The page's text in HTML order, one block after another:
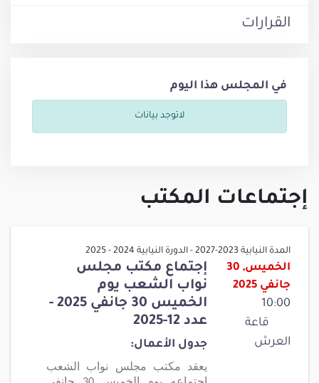
القرارات
في المجلس هذا اليوم
لاتوجد بيانات
إجتماعات المكتب
المدة النيابية 2023-2027 - الدورة النيابية 2024 - 2025
الخميس, 30
جانفي 2025
10:00
قاعة
العرش
إجتماع مكتب مجلس
نواب الشعب يوم
الخميس 30 جانفي 2025 -
عدد 12-2025
جدول الأعمال:
يعقد مكتب مجلس نواب الشعب